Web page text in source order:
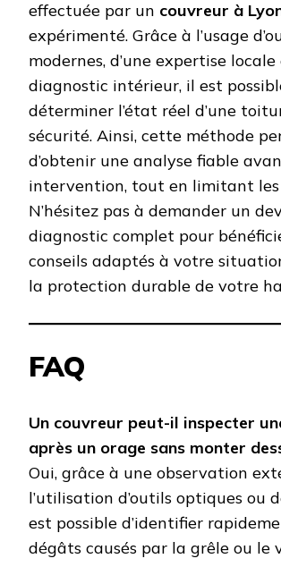
effectuée par un couvreur à
expérimenté. Grâce à l’usage
modernes, d’une expertise locale
diagnostic intérieur, il est
déterminer l’état réel d’une
sécurité. Ainsi, cette méthode
d’obtenir une analyse fiable
intervention, tout en limitant les
N’hésitez pas à demander un
diagnostic complet pour
conseils adaptés à votre
la protection durable de votre
FAQ
Un couvreur peut-il inspecter
après un orage sans monter
Oui, grâce à une observation
l’utilisation d’outils optiques ou
est possible d’identifier
dégâts causés par la grêle ou le